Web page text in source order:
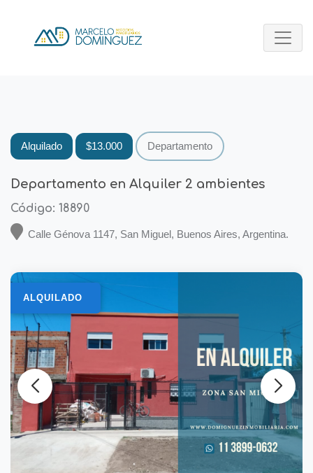
Alquilado $13.000 Departamento
Departamento en Alquiler 2 ambientes
Código: 18890
Calle Génova 1147, San Miguel, Buenos Aires, Argentina.
ALQUILADO